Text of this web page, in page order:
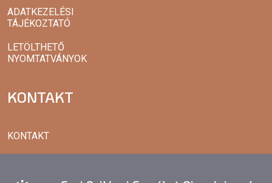
ADATKEZELÉSI
TÁJÉKOZTATÓ
LETÖLTHETŐ
NYOMTATVÁNYOK
KONTAKT
KONTAKT